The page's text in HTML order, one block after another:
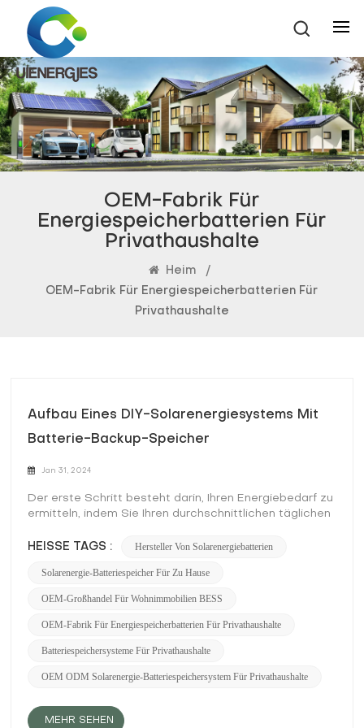
OEM-Fabrik Für
Energiespeicherbatterien Für
Privathaushalte
Heim
/
OEM-Fabrik Für Energiespeicherbatterien Für
Privathaushalte
Aufbau Eines DIY-Solarenergiesystems Mit
Batterie-Backup-Speicher
Jan 31, 2024
Der erste Schritt besteht darin, Ihren Energiebedarf zu
ermitteln, indem Sie Ihren durchschnittlichen täglichen
passende Solarpanelgröße und Batteriekapazität für
dass überdimensionierte Systeme zu
liefern. Wählen Sie als Nächstes einen Wechselrichter
entspricht. Dadurch wird Gleichstrom von den Panels
verwendet oder in Batterien gespeichert werden
dass sie richtig positioniert sind, um die
HEISSE TAGS : Hersteller Von Solarenergiebatterien
Solarenergie-Batteriespeicher Für Zu Hause
OEM-Großhandel Für Wohnimmobilien BESS
OEM-Fabrik Für Energiespeicherbatterien Für Privathaushalte
Batteriespeichersysteme Für Privathaushalte
OEM ODM Solarenergie-Batteriespeichersystem Für Privathaushalte
MEHR SEHEN